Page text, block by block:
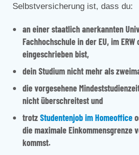
Selbstversicherung ist, dass du:
an einer staatlich anerkannten
Fachhochschule in der EU, im
eingeschrieben bist,
dein Studium nicht mehr als
die vorgesehene
nicht überschreitest und
trotzStudentenjob im Homeoffice
die maximale Einkommensgrenze
kommst.